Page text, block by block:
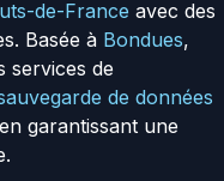
de-France avec des
Basée à Bondues,
services de
de données
garantissant une